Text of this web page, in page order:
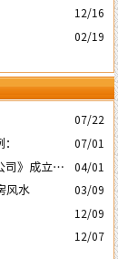
12/16
02/19
07/22
07/01
司》成立5
04/01
风水 03/09
12/09
12/07